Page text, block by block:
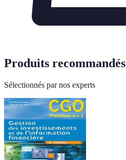
Produits recommandés
Sélectionnés par nos experts